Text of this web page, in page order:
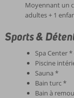
Moyennant un
adultes + 1
Sports &
Spa Center
Piscine
Sauna *
Bain turc *
Bain à